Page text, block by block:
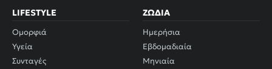
LIFESTYLE
Ομορφιά
Υγεία
Συνταγές
ΖΏΔΙΑ
Ημερήσια
Εβδομαδιαία
Μηνιαία